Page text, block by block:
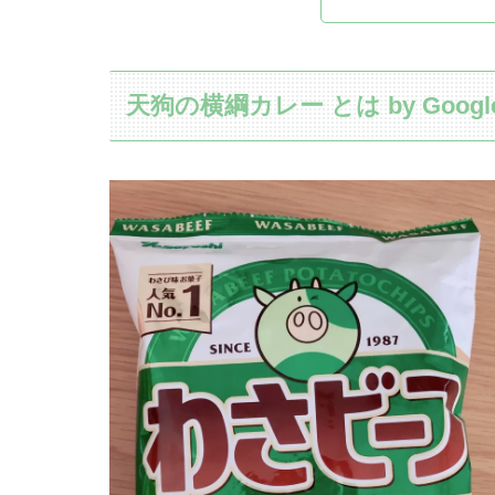
天狗の横綱カレー とは by